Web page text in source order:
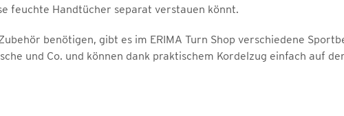
feuchte Handtücher separat verstauen könnt.
benötigen, gibt es im ERIMA Turn Shop verschiedene
und Co. und können dank praktischem Kordelzug einfach auf